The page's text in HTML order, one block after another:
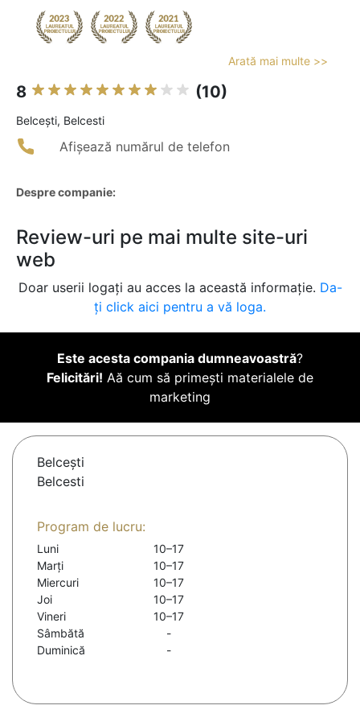
Arată mai multe >>
8 (10)
Belceşti, Belcesti
Afișează numărul de telefon
Despre companie:
Review-uri pe mai multe site-uri
web
Doar userii logați au acces la această informație. Da-
ți click aici pentru a vă loga.
Este acesta compania dumneavoastră?
Felicitări! Aă cum să primești materialele de
marketing
Belceşti
Belcesti
Program de lucru:
Luni
10–17
Marți
10–17
Miercuri
10–17
Joi
10–17
Vineri
10–17
Sâmbătă
-
Duminică
-